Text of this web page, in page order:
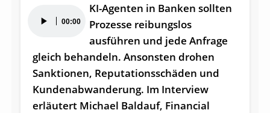
Player 00:00
KI-Agenten in Banken sollten
Prozesse reibungslos
ausführen und jede Anfrage
gleich behandeln. Ansonsten drohen
Sanktionen, Reputationsschäden und
Kundenabwanderung. Im Interview
erläutert Michael Baldauf, Financial